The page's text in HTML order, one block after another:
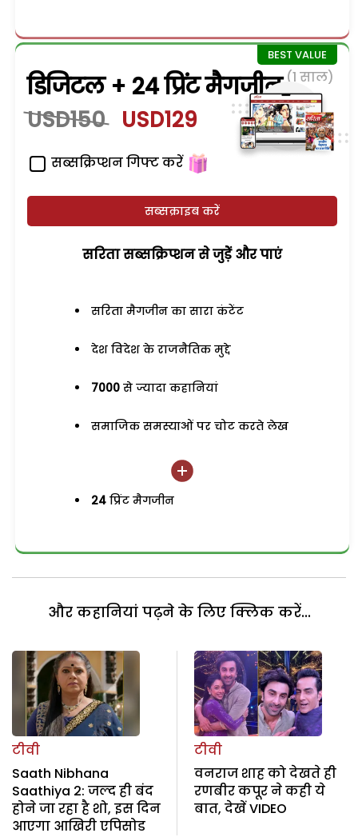
डिजिटल + 24 प्रिंट मैगजीन (1 साल)
USD150 USD129
सब्सक्रिप्शन गिफ्ट करें
सब्सक्राइब करें
सरिता सब्सक्रिप्शन से जुड़ेें और पाएं
सरिता मैगजीन का सारा कंटेंट
देश विदेश के राजनैतिक मुद्दे
7000 से ज्यादा कहानियां
समाजिक समस्याओं पर चोट करते लेख
24 प्रिंट मैगजीन
और कहानियां पढ़ने के लिए क्लिक करें...
टीवी
Saath Nibhana
Saathiya 2: जल्द ही बंद
होने जा रहा है शो, इस दिन
आएगा आखिरी एपिसोड
टीवी
वनराज शाह को देखते ही
रणबीर कपूर ने कही ये
बात, देखें VIDEO